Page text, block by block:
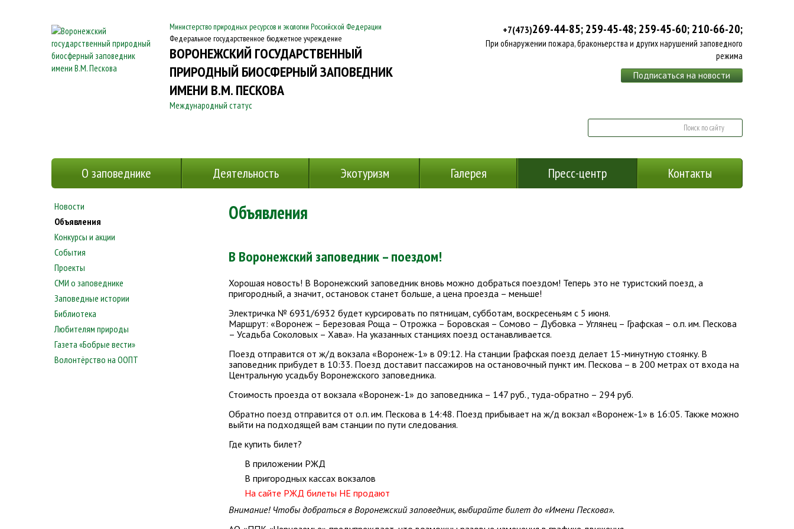
Министерство природных ресурсов и экологии Российской Федерации
Федеральное государственное бюджетное учреждение
ВОРОНЕЖСКИЙ ГОСУДАРСТВЕННЫЙ
ПРИРОДНЫЙ БИОСФЕРНЫЙ ЗАПОВЕДНИК
ИМЕНИ В.М. ПЕСКОВА
Международный статус
+7(473)269-44-85;259-45-48;259-45-60;210-66-20;
При обнаружении пожара, браконьерства и других нарушений заповедного
режима
Подписаться на новости
О заповеднике Деятельность Экотуризм Галерея Пресс-центр Контакты
Новости
Объявления
Конкурсы и акции
События
Проекты
СМИ о заповеднике
Заповедные истории
Библиотека
Любителям природы
Газета «Бобрые вести»
Волонтёрство на ООПТ
Объявления
В Воронежский заповедник – поездом!
Хорошая новость! В Воронежский заповедник вновь можно добраться поездом! Теперь это не туристский поезд, а
пригородный, а значит, остановок станет больше, а цена проезда – меньше!
Электричка № 6931/6932 будет курсировать по пятницам, субботам, воскресеньям с 5 июня.
Маршрут: «Воронеж – Березовая Роща – Отрожка – Боровская – Сомово – Дубовка – Углянец – Графская – о.п. им. Пескова
– Усадьба Соколовых – Хава». На указанных станциях поезд останавливается.
Поезд отправится от ж/д вокзала «Воронеж-1» в 09:12. На станции Графская поезд делает 15-минутную стоянку. В
заповедник прибудет в 10:33. Поезд доставит пассажиров на остановочный пункт им. Пескова – в 200 метрах от входа на
Центральную усадьбу Воронежского заповедника.
Стоимость проезда от вокзала «Воронеж-1» до заповедника – 147 руб., туда-обратно – 294 руб.
Обратно поезд отправится от о.п. им. Пескова в 14:48. Поезд прибывает на ж/д вокзал «Воронеж-1» в 16:05. Также можно
выйти на подходящей вам станции по пути следования.
Где купить билет?
В приложении РЖД
В пригородных кассах вокзалов
На сайте РЖД билеты НЕ продают
Внимание! Чтобы добраться в Воронежский заповедник, выбирайте билет до «Имени Пескова».